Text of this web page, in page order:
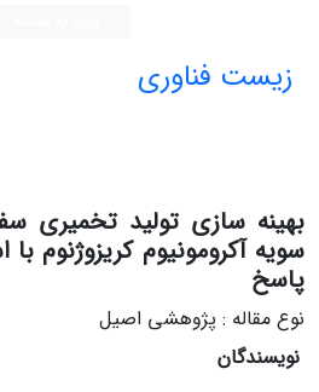
زیست فناوری
سویه آکرومونیوم کریزوژنوم
پاسخ
نوع مقاله : پژوهشی اصیل
نویسندگان